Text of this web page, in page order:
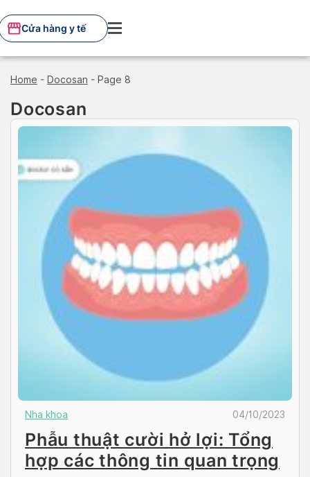
to
content
Cửa hàng y tế
Home - Docosan - Page 8
Docosan
Nha khoa 04/10/2023
Phẫu thuật cười hở lợi: Tổng
hợp các thông tin quan trọng